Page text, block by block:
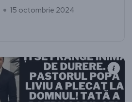
15 octombrie 2024